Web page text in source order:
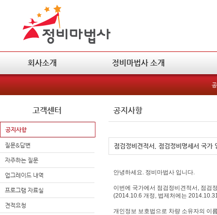
회사소개 정비마법사 소개
고객센터
공지사항
질문&답변
자주하는 질문
업그레이드 내역
프로그램 자료실
견적요청
공지사항
점검정비견적서, 점검정비명세서 국가
안녕하세요. 정비마법사 입니다.
이번에 국가에서 점검정비견적서, 점검
(2014.10.6 개정, 법제처에는
개인정보 보호법으로 차량 소유자의 이